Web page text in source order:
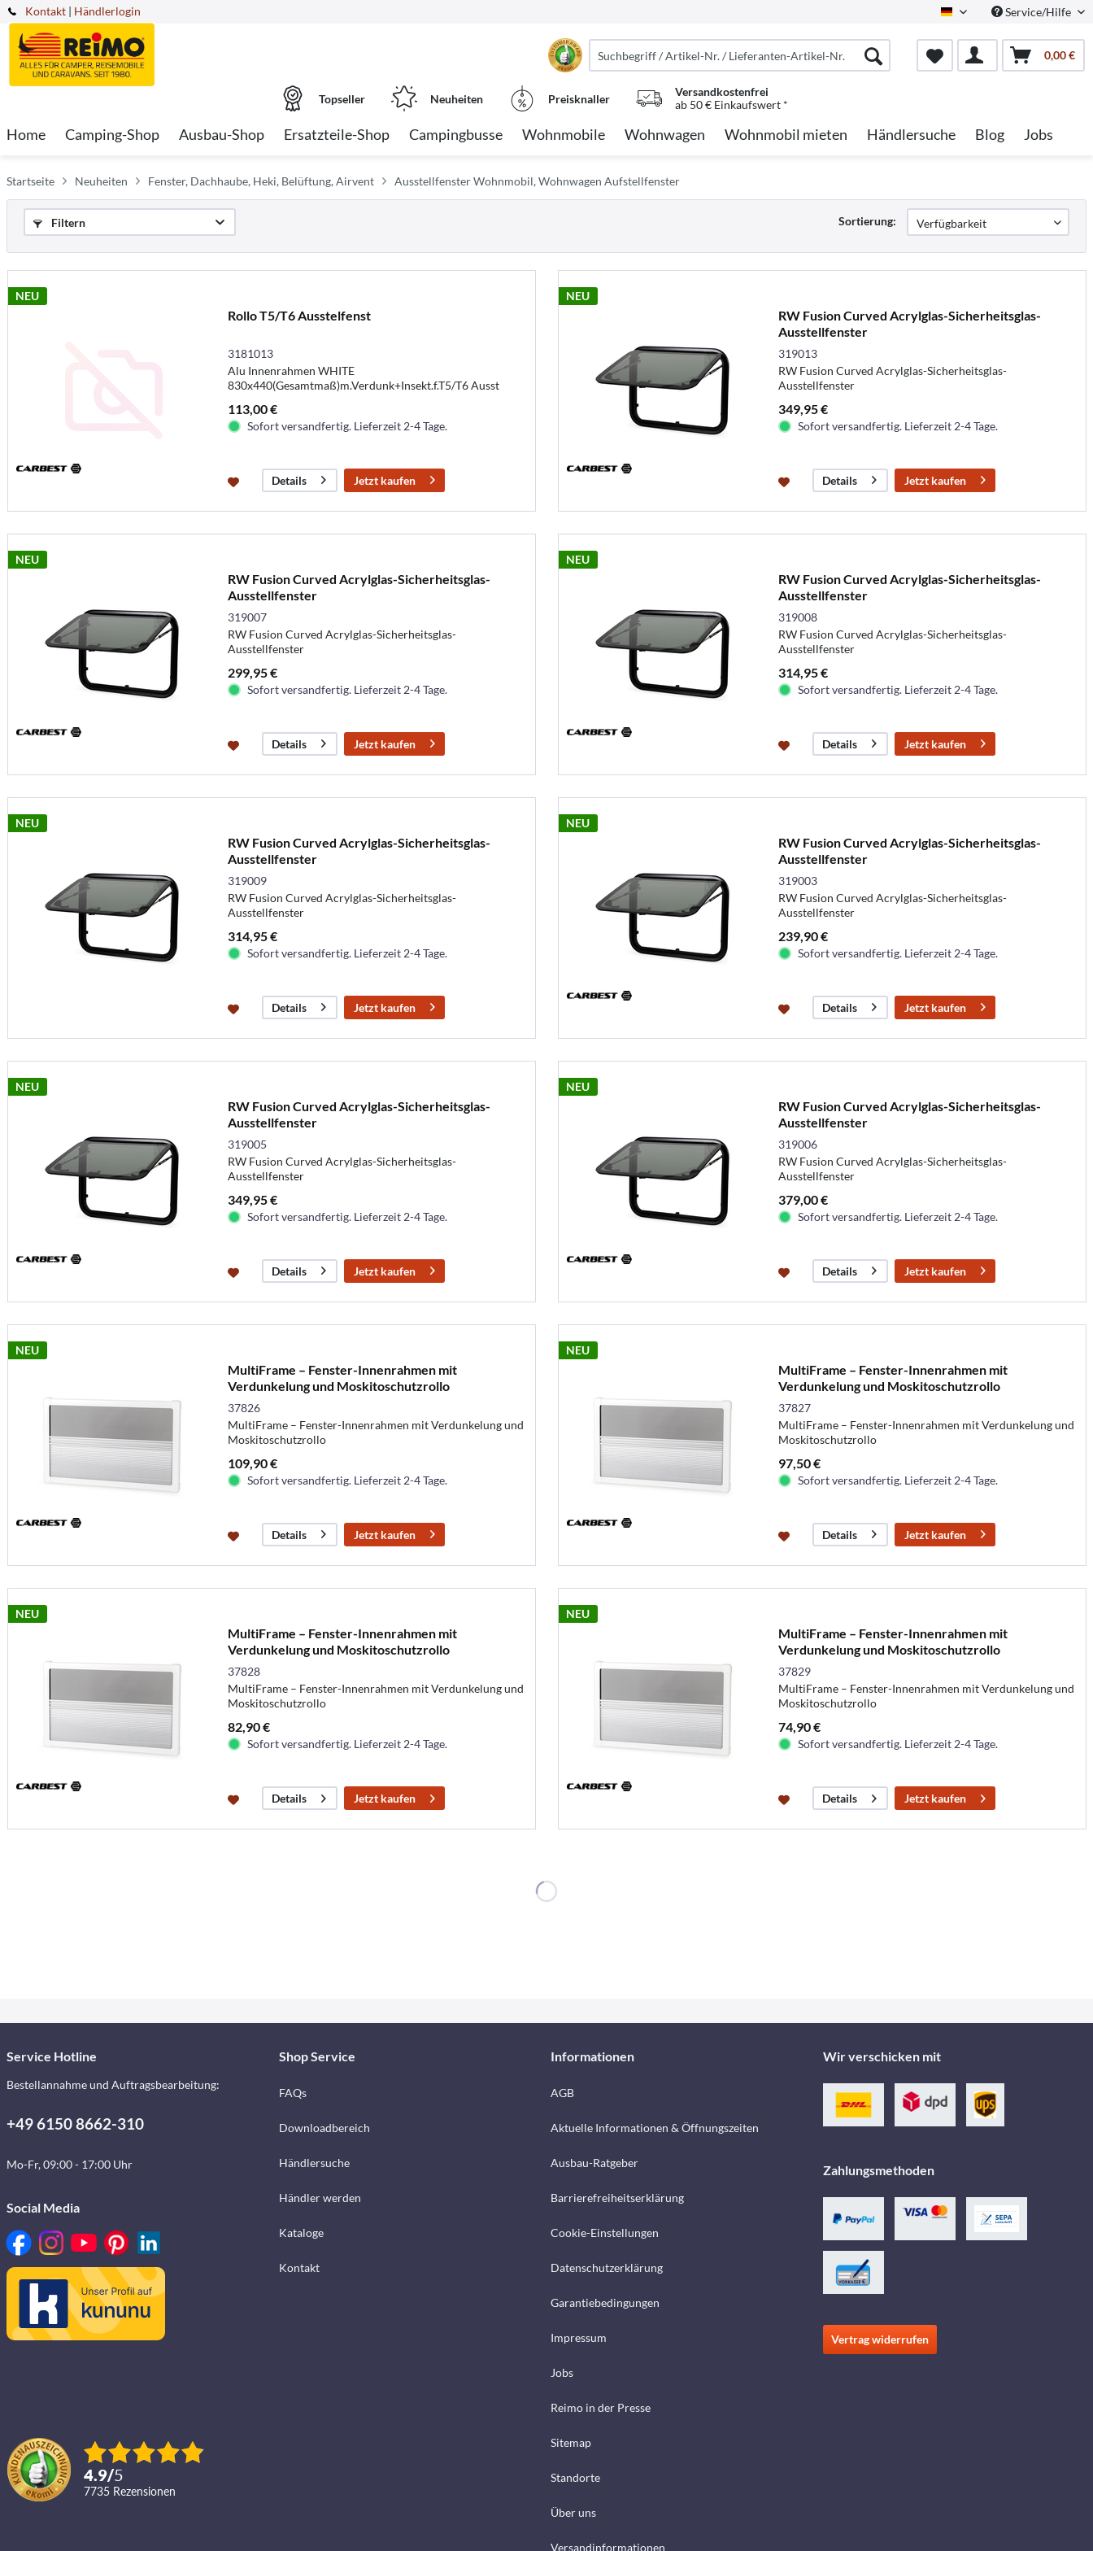
Kontakt German Service/Hilfe
| Händlerlogin
0,00 €
Topseller Neuheiten Preisknaller
Versandkostenfrei
ab 50 € Einkaufswert *
Home Camping-Shop Ausbau-Shop Ersatzteile-Shop Campingbusse Wohnmobile Wohnwagen Wohnmobil mieten Händlersuche Blog Jobs
Startseite Neuheiten Fenster, Dachhaube, Heki, Belüftung, Airvent Ausstellfenster Wohnmobil, Wohnwagen Aufstellfenster
Filtern Sortierung:
NEU
Rollo T5/T6 Ausstelfenst
3181013
Alu Innenrahmen WHITE
830x440(Gesamtmaß)m.Verdunk+Insekt.f.T5/T6 Ausst
113,00 €
Sofort versandfertig. Lieferzeit 2-4 Tage.
Details Jetzt kaufen
NEU
RW Fusion Curved Acrylglas-Sicherheitsglas-
Ausstellfenster
319013
RW Fusion Curved Acrylglas-Sicherheitsglas-
Ausstellfenster
349,95 €
Sofort versandfertig. Lieferzeit 2-4 Tage.
Details Jetzt kaufen
NEU
RW Fusion Curved Acrylglas-Sicherheitsglas-
Ausstellfenster
319007
RW Fusion Curved Acrylglas-Sicherheitsglas-
Ausstellfenster
299,95 €
Sofort versandfertig. Lieferzeit 2-4 Tage.
Details Jetzt kaufen
NEU
RW Fusion Curved Acrylglas-Sicherheitsglas-
Ausstellfenster
319008
RW Fusion Curved Acrylglas-Sicherheitsglas-
Ausstellfenster
314,95 €
Sofort versandfertig. Lieferzeit 2-4 Tage.
Details Jetzt kaufen
NEU
RW Fusion Curved Acrylglas-Sicherheitsglas-
Ausstellfenster
319009
RW Fusion Curved Acrylglas-Sicherheitsglas-
Ausstellfenster
314,95 €
Sofort versandfertig. Lieferzeit 2-4 Tage.
Details Jetzt kaufen
NEU
RW Fusion Curved Acrylglas-Sicherheitsglas-
Ausstellfenster
319003
RW Fusion Curved Acrylglas-Sicherheitsglas-
Ausstellfenster
239,90 €
Sofort versandfertig. Lieferzeit 2-4 Tage.
Details Jetzt kaufen
NEU
RW Fusion Curved Acrylglas-Sicherheitsglas-
Ausstellfenster
319005
RW Fusion Curved Acrylglas-Sicherheitsglas-
Ausstellfenster
349,95 €
Sofort versandfertig. Lieferzeit 2-4 Tage.
Details Jetzt kaufen
NEU
RW Fusion Curved Acrylglas-Sicherheitsglas-
Ausstellfenster
319006
RW Fusion Curved Acrylglas-Sicherheitsglas-
Ausstellfenster
379,00 €
Sofort versandfertig. Lieferzeit 2-4 Tage.
Details Jetzt kaufen
NEU
MultiFrame – Fenster-Innenrahmen mit
Verdunkelung und Moskitoschutzrollo
37826
MultiFrame – Fenster-Innenrahmen mit Verdunkelung und
Moskitoschutzrollo
109,90 €
Sofort versandfertig. Lieferzeit 2-4 Tage.
Details Jetzt kaufen
NEU
MultiFrame – Fenster-Innenrahmen mit
Verdunkelung und Moskitoschutzrollo
37827
MultiFrame – Fenster-Innenrahmen mit Verdunkelung und
Moskitoschutzrollo
97,50 €
Sofort versandfertig. Lieferzeit 2-4 Tage.
Details Jetzt kaufen
NEU
MultiFrame – Fenster-Innenrahmen mit
Verdunkelung und Moskitoschutzrollo
37828
MultiFrame – Fenster-Innenrahmen mit Verdunkelung und
Moskitoschutzrollo
82,90 €
Sofort versandfertig. Lieferzeit 2-4 Tage.
Details Jetzt kaufen
NEU
MultiFrame – Fenster-Innenrahmen mit
Verdunkelung und Moskitoschutzrollo
37829
MultiFrame – Fenster-Innenrahmen mit Verdunkelung und
Moskitoschutzrollo
74,90 €
Sofort versandfertig. Lieferzeit 2-4 Tage.
Details Jetzt kaufen
Service Hotline
Bestellannahme und Auftragsbearbeitung:
+49 6150 8662-310
Mo-Fr, 09:00 - 17:00 Uhr
Social Media
4.9/5
7735 Rezensionen
Shop Service
FAQs
Downloadbereich
Händlersuche
Händler werden
Kataloge
Kontakt
Informationen
AGB
Aktuelle Informationen & Öffnungszeiten
Ausbau-Ratgeber
Barrierefreiheitserklärung
Cookie-Einstellungen
Datenschutzerklärung
Garantiebedingungen
Impressum
Jobs
Reimo in der Presse
Sitemap
Standorte
Über uns
Versandinformationen
Wir verschicken mit
Zahlungsmethoden
Vertrag widerrufen